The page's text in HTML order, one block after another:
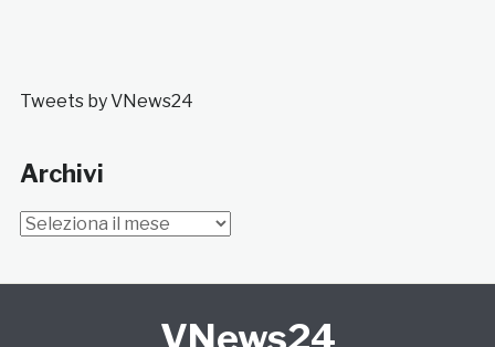
Tweets by VNews24
Archivi
Archivi
VNews24